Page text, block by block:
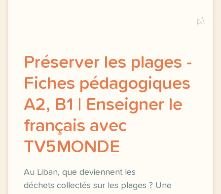
A1
Préserver les plages -
Fiches pédagogiques
A2, B1 | Enseigner le
français avec
TV5MONDE
Au Liban, que deviennent les
déchets collectés sur les plages ? Une